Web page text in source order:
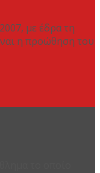
με έδρα τη
η προώθηση του